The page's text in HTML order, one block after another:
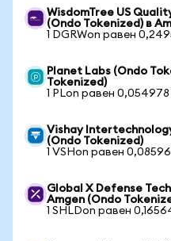
WisdomTree US
(Ondo Tokenized) в
1 DGRWon равен
Planet Labs (Ondo
Tokenized)
1 PLon равен
Vishay
(Ondo Tokenized)
1 VSHon равен
Global X Defense
Amgen (Ondo
1 SHLDon равен